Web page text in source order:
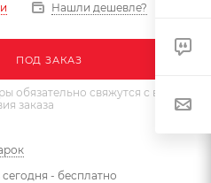
Нашли дешевле?
ПОД ЗАКАЗ
обязательно свяжутся с вами
заказа
- бесплатно